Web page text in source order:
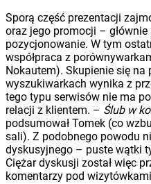
Sporą część prezentacji
oraz jego promocji –
pozycjonowanie. W tym
współpraca z
Nokautem). Skupienie się
wyszukiwarkach wynika z
tego typu serwisów nie ma
relacji z klientem. – Ślub w
podsumował Tomek (co
sali). Z podobnego powodu
dyskusyjnego – puste wątki
Ciężar dyskusji został więc
komentarzy pod